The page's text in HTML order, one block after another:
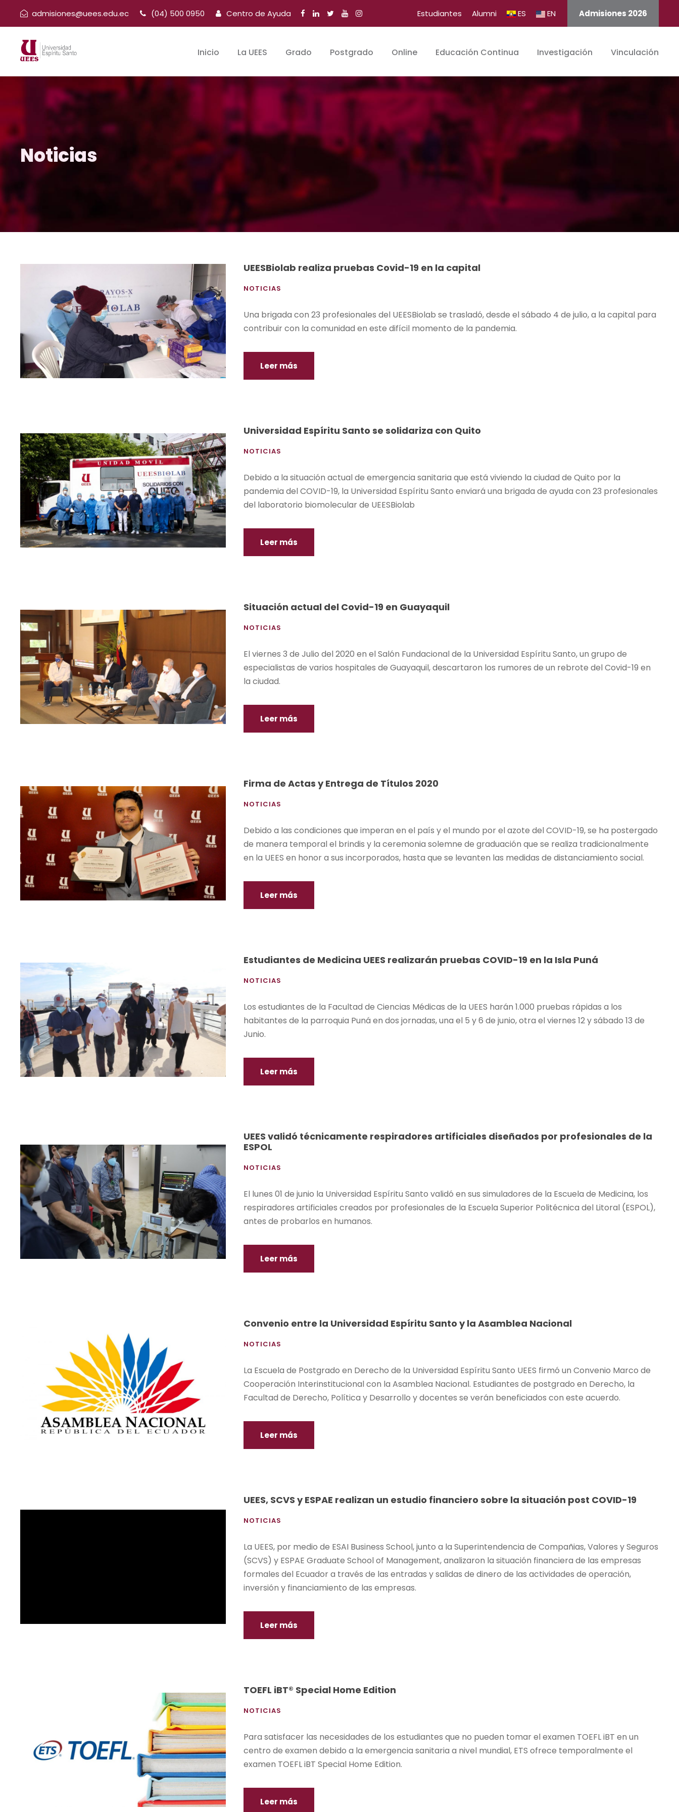
admisiones@uees.edu.ec (04) 500 0950 Centro de Ayuda Estudiantes Alumni ES EN Admisiones 2026
Inicio La UEES Grado Postgrado Online Educación Continua Investigación Vinculación
Noticias
UEESBiolab realiza pruebas Covid-19 en la capital
NOTICIAS
Una brigada con 23 profesionales del UEESBiolab se trasladó, desde el sábado 4 de julio, a la capital para
contribuir con la comunidad en este difícil momento de la pandemia.
Leer más
Universidad Espíritu Santo se solidariza con Quito
NOTICIAS
Debido a la situación actual de emergencia sanitaria que está viviendo la ciudad de Quito por la
pandemia del COVID-19, la Universidad Espíritu Santo enviará una brigada de ayuda con 23 profesionales
del laboratorio biomolecular de UEESBiolab
Leer más
Situación actual del Covid-19 en Guayaquil
NOTICIAS
El viernes 3 de Julio del 2020 en el Salón Fundacional de la Universidad Espíritu Santo, un grupo de
especialistas de varios hospitales de Guayaquil, descartaron los rumores de un rebrote del Covid-19 en
la ciudad.
Leer más
Firma de Actas y Entrega de Títulos 2020
NOTICIAS
Debido a las condiciones que imperan en el país y el mundo por el azote del COVID-19, se ha postergado
de manera temporal el brindis y la ceremonia solemne de graduación que se realiza tradicionalmente
en la UEES en honor a sus incorporados, hasta que se levanten las medidas de distanciamiento social.
Leer más
Estudiantes de Medicina UEES realizarán pruebas COVID-19 en la Isla Puná
NOTICIAS
Los estudiantes de la Facultad de Ciencias Médicas de la UEES harán 1.000 pruebas rápidas a los
habitantes de la parroquia Puná en dos jornadas, una el 5 y 6 de junio, otra el viernes 12 y sábado 13 de
Junio.
Leer más
UEES validó técnicamente respiradores artificiales diseñados por profesionales de la
ESPOL
NOTICIAS
El lunes 01 de junio la Universidad Espíritu Santo validó en sus simuladores de la Escuela de Medicina, los
respiradores artificiales creados por profesionales de la Escuela Superior Politécnica del Litoral (ESPOL),
antes de probarlos en humanos.
Leer más
Convenio entre la Universidad Espíritu Santo y la Asamblea Nacional
NOTICIAS
La Escuela de Postgrado en Derecho de la Universidad Espíritu Santo UEES firmó un Convenio Marco de
Cooperación Interinstitucional con la Asamblea Nacional. Estudiantes de postgrado en Derecho, la
Facultad de Derecho, Política y Desarrollo y docentes se verán beneficiados con este acuerdo.
Leer más
UEES, SCVS y ESPAE realizan un estudio financiero sobre la situación post COVID-19
NOTICIAS
La UEES, por medio de ESAI Business School, junto a la Superintendencia de Compañias, Valores y Seguros
(SCVS) y ESPAE Graduate School of Management, analizaron la situación financiera de las empresas
formales del Ecuador a través de las entradas y salidas de dinero de las actividades de operación,
inversión y financiamiento de las empresas.
Leer más
TOEFL iBT® Special Home Edition
NOTICIAS
Para satisfacer las necesidades de los estudiantes que no pueden tomar el examen TOEFL iBT en un
centro de examen debido a la emergencia sanitaria a nivel mundial, ETS ofrece temporalmente el
examen TOEFL iBT Special Home Edition.
Leer más